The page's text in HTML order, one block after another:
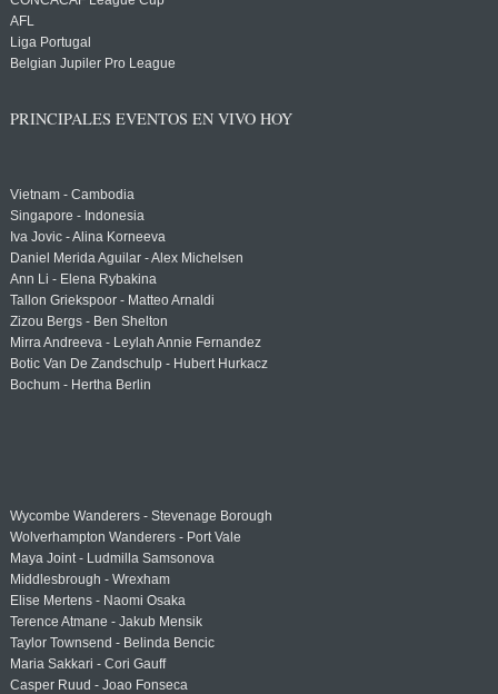
AFL
Liga Portugal
Belgian Jupiler Pro League
PRINCIPALES EVENTOS EN VIVO HOY
Vietnam - Cambodia
Singapore - Indonesia
Iva Jovic - Alina Korneeva
Daniel Merida Aguilar - Alex Michelsen
Ann Li - Elena Rybakina
Tallon Griekspoor - Matteo Arnaldi
Zizou Bergs - Ben Shelton
Mirra Andreeva - Leylah Annie Fernandez
Botic Van De Zandschulp - Hubert Hurkacz
Bochum - Hertha Berlin
Wycombe Wanderers - Stevenage Borough
Wolverhampton Wanderers - Port Vale
Maya Joint - Ludmilla Samsonova
Middlesbrough - Wrexham
Elise Mertens - Naomi Osaka
Terence Atmane - Jakub Mensik
Taylor Townsend - Belinda Bencic
Maria Sakkari - Cori Gauff
Casper Ruud - Joao Fonseca